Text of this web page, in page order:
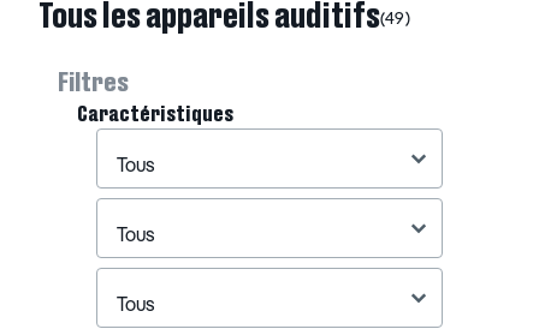
Tous les appareils auditifs(49)
Filtres
Caractéristiques
Fabricants
Sélectionnez le contenu
Perte Auditive
Sélectionnez le contenu
Type d'appareil
Sélectionnez le contenu